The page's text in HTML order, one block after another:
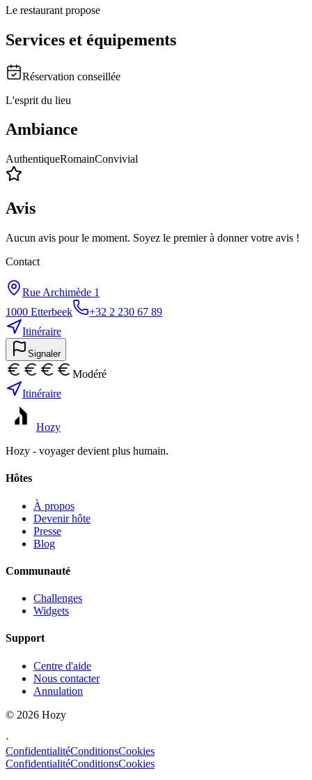
Le restaurant propose
Services et équipements
Réservation conseillée
L'esprit du lieu
Ambiance
AuthentiqueRomainConvivial
Avis
Aucun avis pour le moment. Soyez le premier à donner votre avis !
Contact
Rue Archimède 1
1000 Etterbeek
+32 2 230 67 89
Itinéraire
Signaler
Modéré
Itinéraire
Hozy
Hozy - voyager devient plus humain.
Hôtes
À propos
Devenir hôte
Presse
Blog
Communauté
Challenges
Widgets
Support
Centre d'aide
Nous contacter
Annulation
© 2026 Hozy
·
ConfidentialitéConditionsCookies
ConfidentialitéConditionsCookies